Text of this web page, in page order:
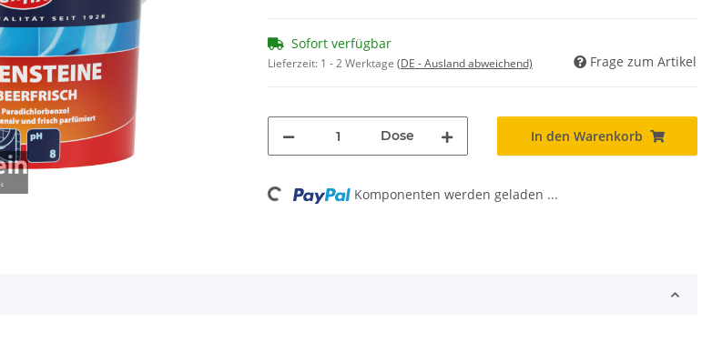
Sofort verfügbar
Lieferzeit: 1 - 2 Werktage (DE - Ausland abweichend) Frage zum Artikel
Dose In den Warenkorb
Loading... Komponenten werden geladen ...